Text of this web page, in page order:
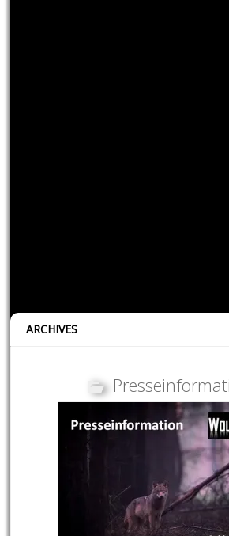
ARCHIVES